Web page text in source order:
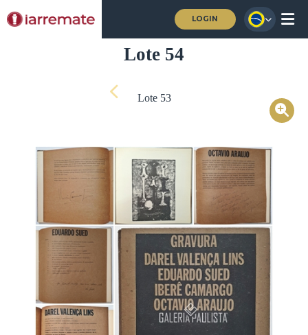
LOGIN
Lote 54
Lote 53